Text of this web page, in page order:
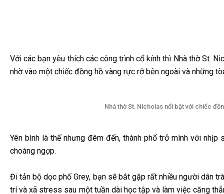
Với các bạn yêu thích các công trình cổ kính thì Nhà thờ St.
nhờ vào một chiếc đồng hồ vàng rực rỡ bên ngoài và những
Nhà thờ St. Nicholas nổi bật với chiếc
Yên bình là thế nhưng đêm đến, thành phố trở mình với
choáng ngợp.
Đi tản bộ dọc phố Grey, bạn sẽ bắt gặp rất nhiều người dân
trí và xã stress sau một tuần dài học tập và làm việc căng